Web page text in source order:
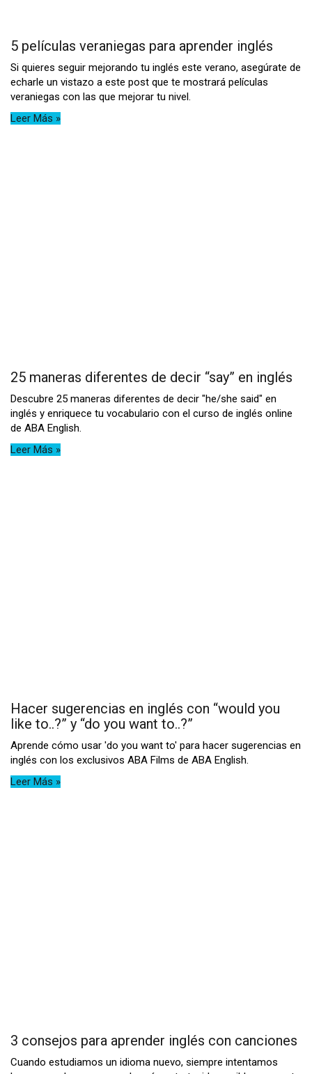
5 películas veraniegas para aprender inglés
Si quieres seguir mejorando tu inglés este verano, asegúrate de
echarle un vistazo a este post que te mostrará películas
veraniegas con las que mejorar tu nivel.
Leer Más »
25 maneras diferentes de decir “say” en inglés
Descubre 25 maneras diferentes de decir "he/she said" en
inglés y enriquece tu vocabulario con el curso de inglés online
de ABA English.
Leer Más »
Hacer sugerencias en inglés con “would you
like to..?” y “do you want to..?”
Aprende cómo usar 'do you want to' para hacer sugerencias en
inglés con los exclusivos ABA Films de ABA English.
Leer Más »
3 consejos para aprender inglés con canciones
Cuando estudiamos un idioma nuevo, siempre intentamos